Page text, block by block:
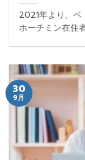
2021年より、ベ
ホーチミン在住
... ...
30
9月